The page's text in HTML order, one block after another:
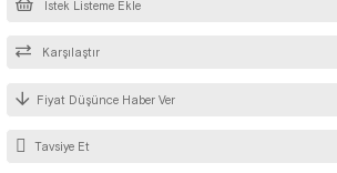
İstek Listeme Ekle
Karşılaştır
Fiyat Düşünce Haber Ver
Tavsiye Et